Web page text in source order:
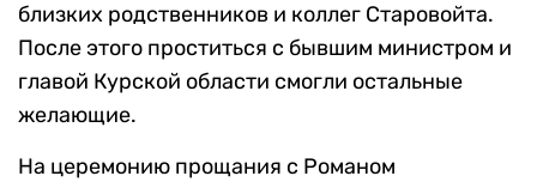
близких родственников и коллег Старовойта.
После этого проститься с бывшим министром и
главой Курской области смогли остальные
желающие.
На церемонию прощания с Романом